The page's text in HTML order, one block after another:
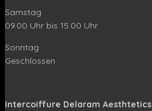
Samstag
09.00 Uhr bis 15.00 Uhr
Sonntag
Geschlossen
Intercoiffure Delaram Aesthtetics